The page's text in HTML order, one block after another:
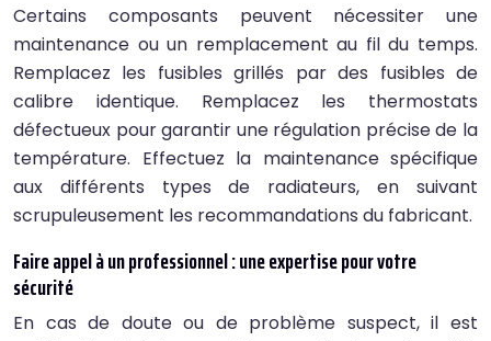
Certains composants peuvent nécessiter une
maintenance ou un remplacement au fil du temps.
Remplacez les fusibles grillés par des fusibles de
calibre identique. Remplacez les thermostats
défectueux pour garantir une régulation précise de la
température. Effectuez la maintenance spécifique
aux différents types de radiateurs, en suivant
scrupuleusement les recommandations du fabricant.
Faire appel à un professionnel : une expertise pour votre
sécurité
En cas de doute ou de problème suspect, il est